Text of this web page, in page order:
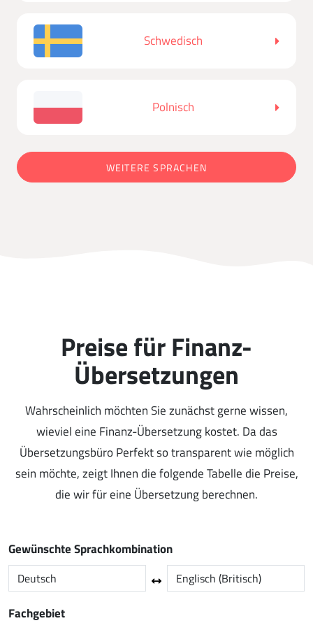
Schwedisch
Polnisch
WEITERE SPRACHEN
Preise für Finanz-
Übersetzungen
Wahrscheinlich möchten Sie zunächst gerne wissen,
wieviel eine Finanz-Übersetzung kostet. Da das
Übersetzungsbüro Perfekt so transparent wie möglich
sein möchte, zeigt Ihnen die folgende Tabelle die Preise,
die wir für eine Übersetzung berechnen.
Gewünschte Sprachkombination
Fachgebiet